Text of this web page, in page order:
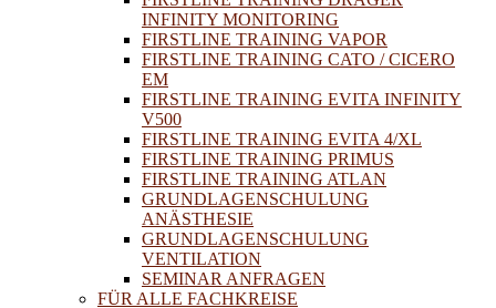
INFINITY MONITORING
FIRSTLINE TRAINING VAPOR
FIRSTLINE TRAINING CATO / CICERO
EM
FIRSTLINE TRAINING EVITA INFINITY
V500
FIRSTLINE TRAINING EVITA 4/XL
FIRSTLINE TRAINING PRIMUS
FIRSTLINE TRAINING ATLAN
GRUNDLAGENSCHULUNG
ANÄSTHESIE
GRUNDLAGENSCHULUNG
VENTILATION
SEMINAR ANFRAGEN
FÜR ALLE FACHKREISE